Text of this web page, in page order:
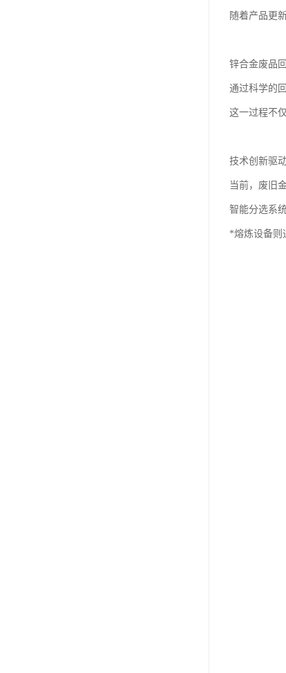
随着产品更
锌合金废品
通过科学的
这一过程不
技术创新驱
当前，废旧
智能分选系
*熔炼设备则